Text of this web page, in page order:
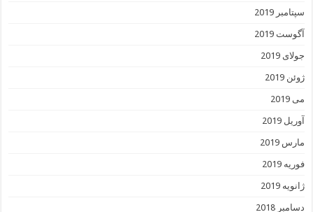
سپتامبر 2019
آگوست 2019
جولای 2019
ژوئن 2019
می 2019
آوریل 2019
مارس 2019
فوریه 2019
ژانویه 2019
دسامبر 2018